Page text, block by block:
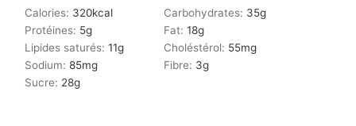
Calories: 320kcal Carbohydrates: 35g
Protéines: 5g Fat: 18g
Lipides saturés: 11g Choléstérol: 55mg
Sodium: 85mg Fibre: 3g
Sucre: 28g